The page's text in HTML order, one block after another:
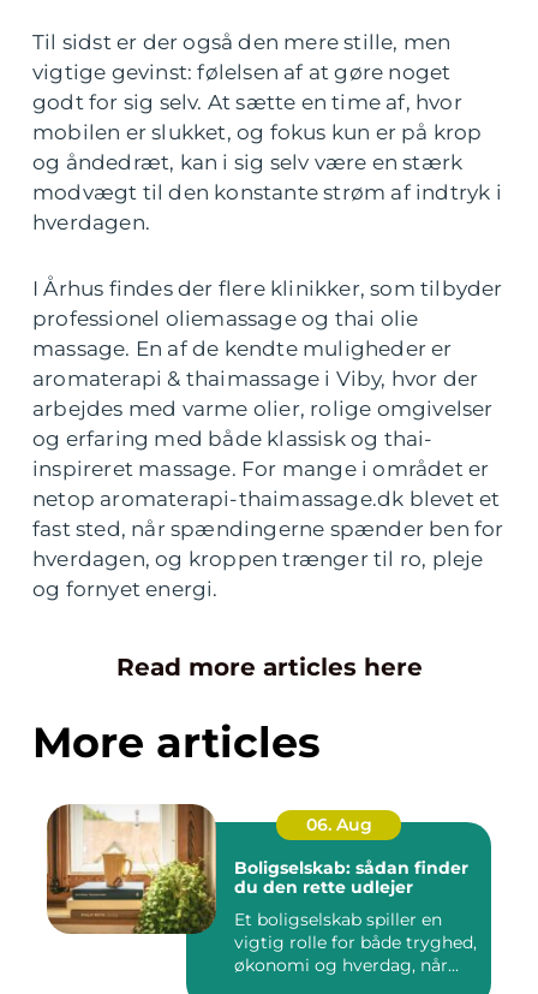
Til sidst er der også den mere stille, men
vigtige gevinst: følelsen af at gøre noget
godt for sig selv. At sætte en time af, hvor
mobilen er slukket, og fokus kun er på krop
og åndedræt, kan i sig selv være en stærk
modvægt til den konstante strøm af indtryk i
hverdagen.
I Århus findes der flere klinikker, som tilbyder
professionel oliemassage og thai olie
massage. En af de kendte muligheder er
aromaterapi & thaimassage i Viby, hvor der
arbejdes med varme olier, rolige omgivelser
og erfaring med både klassisk og thai-
inspireret massage. For mange i området er
netop aromaterapi-thaimassage.dk blevet et
fast sted, når spændingerne spænder ben for
hverdagen, og kroppen trænger til ro, pleje
og fornyet energi.
Read more articles here
More articles
06. Aug
Boligselskab: sådan finder
du den rette udlejer
Et boligselskab spiller en
vigtig rolle for både tryghed,
økonomi og hverdag, når...